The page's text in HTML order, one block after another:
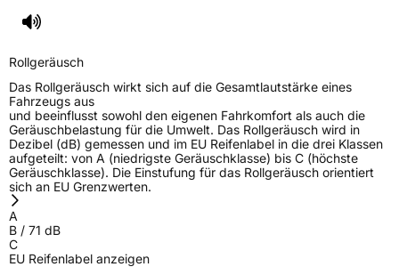
EPREL ID 1221790
Allgemeine Produktsicherheit (GPSR)
HerstellerkontaktDelta Geländesport und Zubehör Handels-
GmbH, Dorfstrasse 20 Deutschland,
info@delta4x4.com
Rollgeräusch
Das Rollgeräusch wirkt sich auf die Gesamtlautstärke eines
Fahrzeugs aus
und beeinflusst sowohl den eigenen Fahrkomfort als auch die
Geräuschbelastung für die Umwelt. Das Rollgeräusch wird in
Dezibel (dB) gemessen und im EU Reifenlabel in die drei Klassen
aufgeteilt: von A (niedrigste Geräuschklasse) bis C (höchste
Geräuschklasse). Die Einstufung für das Rollgeräusch orientiert
sich an EU Grenzwerten.
A
B / 71 dB
C
EU Reifenlabel anzeigen